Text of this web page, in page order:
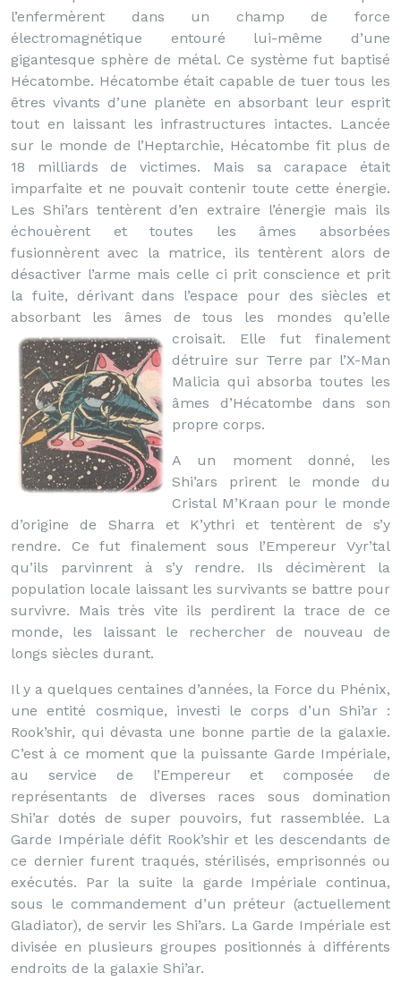
l’enfermèrent dans un champ de force
électromagnétique entouré lui-même d’une
gigantesque sphère de métal. Ce système fut baptisé
Hécatombe. Hécatombe était capable de tuer tous les
êtres vivants d’une planète en absorbant leur esprit
tout en laissant les infrastructures intactes. Lancée
sur le monde de l’Heptarchie, Hécatombe fit plus de
18 milliards de victimes. Mais sa carapace était
imparfaite et ne pouvait contenir toute cette énergie.
Les Shi’ars tentèrent d’en extraire l’énergie mais ils
échouèrent et toutes les âmes absorbées
fusionnèrent avec la matrice, ils tentèrent alors de
désactiver l’arme mais celle ci prit conscience et prit
la fuite, dérivant dans l’espace pour des siècles et
absorbant les âmes de tous les mondes qu’elle
croisait. Elle fut finalement
détruire sur Terre par l’X-Man
Malicia qui absorba toutes les
âmes d’Hécatombe dans son
propre corps.
A un moment donné, les
Shi’ars prirent le monde du
Cristal M’Kraan pour le monde
d’origine de Sharra et K’ythri et tentèrent de s’y
rendre. Ce fut finalement sous l’Empereur Vyr’tal
qu’ils parvinrent à s’y rendre. Ils décimèrent la
population locale laissant les survivants se battre pour
survivre. Mais très vite ils perdirent la trace de ce
monde, les laissant le rechercher de nouveau de
longs siècles durant.
Il y a quelques centaines d’années, la Force du Phénix,
une entité cosmique, investi le corps d’un Shi’ar :
Rook’shir, qui dévasta une bonne partie de la galaxie.
C’est à ce moment que la puissante Garde Impériale,
au service de l’Empereur et composée de
représentants de diverses races sous domination
Shi’ar dotés de super pouvoirs, fut rassemblée. La
Garde Impériale défit Rook’shir et les descendants de
ce dernier furent traqués, stérilisés, emprisonnés ou
exécutés. Par la suite la garde Impériale continua,
sous le commandement d’un préteur (actuellement
Gladiator), de servir les Shi’ars. La Garde Impériale est
divisée en plusieurs groupes positionnés à différents
endroits de la galaxie Shi’ar.